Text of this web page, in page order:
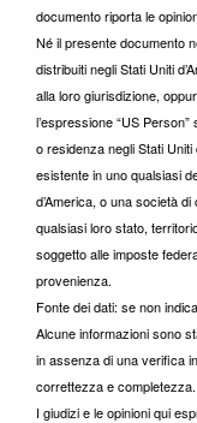
documento riporta le
Né il presente documento
distribuiti negli Stati Uniti
alla loro giurisdizione,
l’espressione “US
o residenza negli Stati
esistente in uno qualsiasi
d’America, o una società
qualsiasi loro stato,
soggetto alle imposte
provenienza.
Fonte dei dati: se non
Alcune informazioni sono
in assenza di una verifica
correttezza e completezza.
I giudizi e le opinioni qui